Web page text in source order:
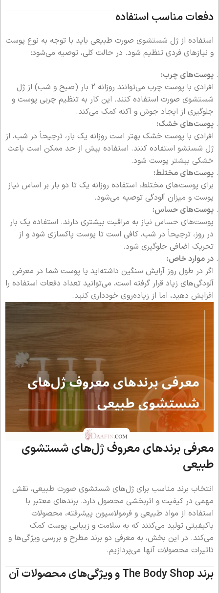
دفعات مناسب استفاده
استفاده از ژل شستشوی صورت طبیعی باید با توجه به نوع پوست
و نیازهای فردی تنظیم شود. در حالت کلی، توصیه می‌شود:
پوست‌های چرب:
افرادی با پوست چرب می‌توانند روزانه 2 بار (صبح و شب) از ژل
شستشوی صورت استفاده کنند. این کار به تنظیم چربی پوست و
جلوگیری از ایجاد جوش و آکنه کمک می‌کند.
پوست‌های خشک:
افرادی با پوست خشک بهتر است روزانه یک بار، ترجیحاً در شب، از
ژل شستشو استفاده کنند. استفاده بیش از حد ممکن است باعث
خشکی بیشتر پوست شود.
پوست‌های مختلط:
برای پوست‌های مختلط، استفاده روزانه یک تا دو بار بر اساس نیاز
پوست و میزان آلودگی توصیه می‌شود.
پوست‌های حساس:
پوست‌های حساس نیاز به مراقبت بیشتری دارند. استفاده یک بار
در روز، ترجیحاً در شب، کافی است تا پوست پاکسازی شود و از
تحریک اضافی جلوگیری شود.
در موارد خاص:
اگر در طول روز آرایش سنگین داشته‌اید یا پوست شما در معرض
آلودگی‌های زیاد قرار گرفته است، می‌توانید تعداد دفعات استفاده را
افزایش دهید، اما از زیاده‌روی خودداری کنید.
معرفی برندهای معروف ژل‌های شستشوی
طبیعی
انتخاب برند مناسب برای ژل‌های شستشوی صورت طبیعی، نقش
مهمی در کیفیت و اثربخشی محصول دارد. برندهای معتبر با
استفاده از مواد طبیعی و فرمولاسیون پیشرفته، محصولات
باکیفیتی تولید می‌کنند که به سلامت و زیبایی پوست کمک
می‌کند. در این بخش، به معرفی دو برند مطرح و بررسی ویژگی‌ها و
تاثیرات محصولات آنها می‌پردازیم.
برندThe Body Shopو ویژگی‌های محصولات آن